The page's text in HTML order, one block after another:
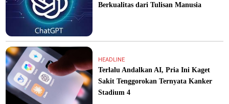
Berkualitas dari Tulisan Manusia
HEADLINE
Terlalu Andalkan AI, Pria Ini Kaget
Sakit Tenggorokan Ternyata Kanker
Stadium 4